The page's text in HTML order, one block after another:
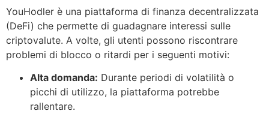
YouHodler è una piattaforma di finanza decentralizzata
(DeFi) che permette di guadagnare interessi sulle
criptovalute. A volte, gli utenti possono riscontrare
problemi di blocco o ritardi per i seguenti motivi:
Alta domanda: Durante periodi di volatilità o
picchi di utilizzo, la piattaforma potrebbe
rallentare.